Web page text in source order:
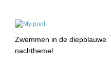
Zwemmen in de diepblauwe
nachthemel